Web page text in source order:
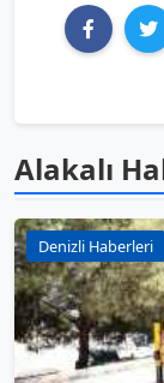
Alakalı
Denizli Haberleri